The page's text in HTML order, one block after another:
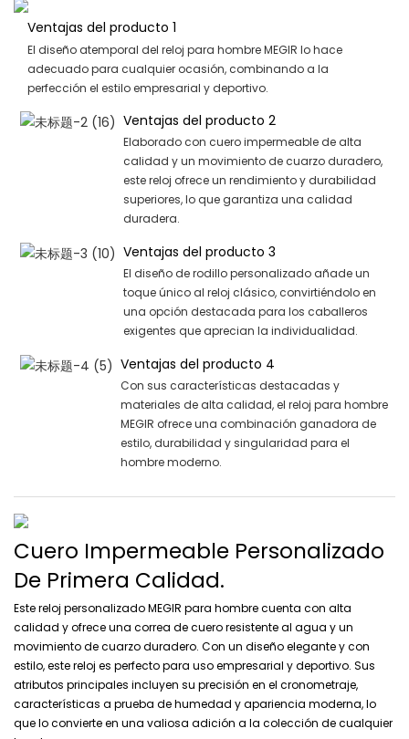
Ventajas del producto 1
El diseño atemporal del reloj para hombre MEGIR lo hace
adecuado para cualquier ocasión, combinando a la
perfección el estilo empresarial y deportivo.
Ventajas del producto 2
Elaborado con cuero impermeable de alta
calidad y un movimiento de cuarzo duradero,
este reloj ofrece un rendimiento y durabilidad
superiores, lo que garantiza una calidad
duradera.
Ventajas del producto 3
El diseño de rodillo personalizado añade un
toque único al reloj clásico, convirtiéndolo en
una opción destacada para los caballeros
exigentes que aprecian la individualidad.
Ventajas del producto 4
Con sus características destacadas y
materiales de alta calidad, el reloj para hombre
MEGIR ofrece una combinación ganadora de
estilo, durabilidad y singularidad para el
hombre moderno.
Cuero Impermeable Personalizado
De Primera Calidad.
Este reloj personalizado MEGIR para hombre cuenta con alta
calidad y ofrece una correa de cuero resistente al agua y un
movimiento de cuarzo duradero. Con un diseño elegante y con
estilo, este reloj es perfecto para uso empresarial y deportivo. Sus
atributos principales incluyen su precisión en el cronometraje,
características a prueba de humedad y apariencia moderna, lo
que lo convierte en una valiosa adición a la colección de cualquier